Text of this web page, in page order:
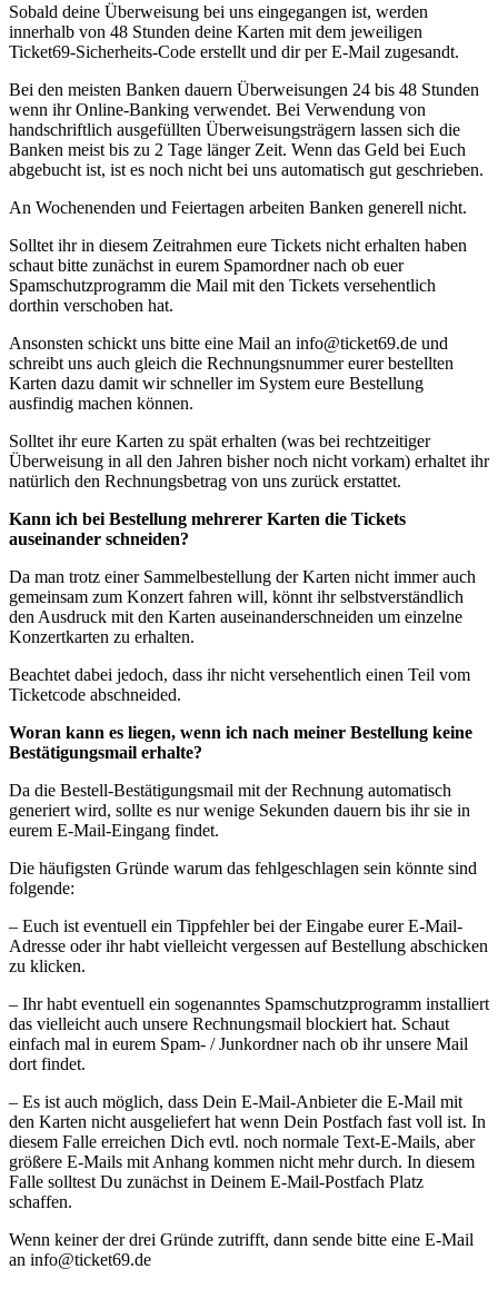
Sobald deine Überweisung bei uns eingegangen ist, werden
innerhalb von 48 Stunden deine Karten mit dem jeweiligen
Ticket69-Sicherheits-Code erstellt und dir per E-Mail zugesandt.
Bei den meisten Banken dauern Überweisungen 24 bis 48 Stunden
wenn ihr Online-Banking verwendet. Bei Verwendung von
handschriftlich ausgefüllten Überweisungsträgern lassen sich die
Banken meist bis zu 2 Tage länger Zeit. Wenn das Geld bei Euch
abgebucht ist, ist es noch nicht bei uns automatisch gut geschrieben.
An Wochenenden und Feiertagen arbeiten Banken generell nicht.
Solltet ihr in diesem Zeitrahmen eure Tickets nicht erhalten haben
schaut bitte zunächst in eurem Spamordner nach ob euer
Spamschutzprogramm die Mail mit den Tickets versehentlich
dorthin verschoben hat.
Ansonsten schickt uns bitte eine Mail an info@ticket69.de und
schreibt uns auch gleich die Rechnungsnummer eurer bestellten
Karten dazu damit wir schneller im System eure Bestellung
ausfindig machen können.
Solltet ihr eure Karten zu spät erhalten (was bei rechtzeitiger
Überweisung in all den Jahren bisher noch nicht vorkam) erhaltet ihr
natürlich den Rechnungsbetrag von uns zurück erstattet.
Kann ich bei Bestellung mehrerer Karten die Tickets
auseinander schneiden?
Da man trotz einer Sammelbestellung der Karten nicht immer auch
gemeinsam zum Konzert fahren will, könnt ihr selbstverständlich
den Ausdruck mit den Karten auseinanderschneiden um einzelne
Konzertkarten zu erhalten.
Beachtet dabei jedoch, dass ihr nicht versehentlich einen Teil vom
Ticketcode abschneided.
Woran kann es liegen, wenn ich nach meiner Bestellung keine
Bestätigungsmail erhalte?
Da die Bestell-Bestätigungsmail mit der Rechnung automatisch
generiert wird, sollte es nur wenige Sekunden dauern bis ihr sie in
eurem E-Mail-Eingang findet.
Die häufigsten Gründe warum das fehlgeschlagen sein könnte sind
folgende:
– Euch ist eventuell ein Tippfehler bei der Eingabe eurer E-Mail-
Adresse oder ihr habt vielleicht vergessen auf Bestellung abschicken
zu klicken.
– Ihr habt eventuell ein sogenanntes Spamschutzprogramm installiert
das vielleicht auch unsere Rechnungsmail blockiert hat. Schaut
einfach mal in eurem Spam- / Junkordner nach ob ihr unsere Mail
dort findet.
– Es ist auch möglich, dass Dein E-Mail-Anbieter die E-Mail mit
den Karten nicht ausgeliefert hat wenn Dein Postfach fast voll ist. In
diesem Falle erreichen Dich evtl. noch normale Text-E-Mails, aber
größere E-Mails mit Anhang kommen nicht mehr durch. In diesem
Falle solltest Du zunächst in Deinem E-Mail-Postfach Platz
schaffen.
Wenn keiner der drei Gründe zutrifft, dann sende bitte eine E-Mail
an info@ticket69.de